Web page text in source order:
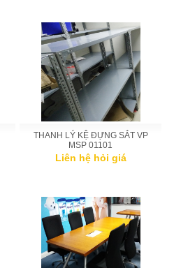
THANH LÝ KỆ ĐỰNG SẮT VP
MSP 01101
Liên hệ hỏi giá